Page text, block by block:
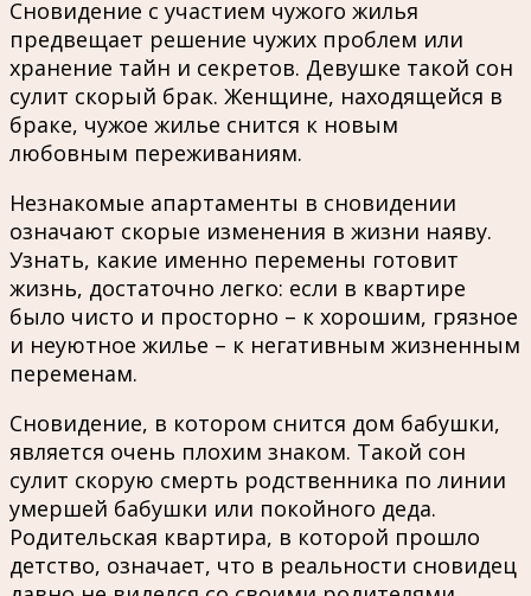
Сновидение с участием чужого жилья
предвещает решение чужих проблем или
хранение тайн и секретов. Девушке такой сон
сулит скорый брак. Женщине, находящейся в
браке, чужое жилье снится к новым
любовным переживаниям.
Незнакомые апартаменты в сновидении
означают скорые изменения в жизни наяву.
Узнать, какие именно перемены готовит
жизнь, достаточно легко: если в квартире
было чисто и просторно – к хорошим, грязное
и неуютное жилье – к негативным жизненным
переменам.
Сновидение, в котором снится дом бабушки,
является очень плохим знаком. Такой сон
сулит скорую смерть родственника по линии
умершей бабушки или покойного деда.
Родительская квартира, в которой прошло
детство, означает, что в реальности сновидец